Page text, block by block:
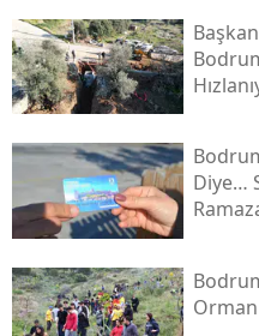
Diye…